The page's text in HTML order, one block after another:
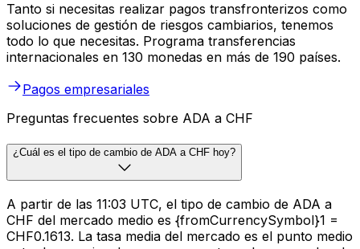
Tanto si necesitas realizar pagos transfronterizos como
soluciones de gestión de riesgos cambiarios, tenemos
todo lo que necesitas. Programa transferencias
internacionales en 130 monedas en más de 190 países.
Pagos empresariales
Preguntas frecuentes sobre ADA a CHF
¿Cuál es el tipo de cambio de ADA a CHF hoy?
A partir de las 11:03 UTC, el tipo de cambio de ADA a
CHF del mercado medio es {fromCurrencySymbol}1 =
CHF0.1613. La tasa media del mercado es el punto medio